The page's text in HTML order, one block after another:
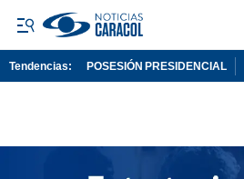
Tendencias: POSESIÓN PRESIDENCIAL